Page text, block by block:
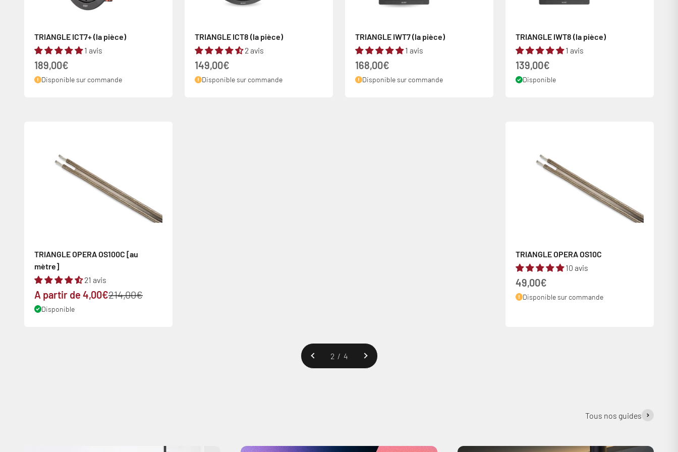
TRIANGLE ICT7+ (la pièce)
1 avis
Prix de vente
189,00€
Disponible sur commande
TRIANGLE ICT8 (la pièce)
2 avis
Prix de vente
149,00€
Disponible sur commande
TRIANGLE IWT7 (la pièce)
1 avis
Prix de vente
168,00€
Disponible sur commande
TRIANGLE IWT8 (la pièce)
1 avis
Prix de vente
139,00€
Disponible
TRIANGLE OPERA OS100C [au
mètre]
21 avis
Prix de vente
A partir de 4,00€Prix normal
214,00€
Disponible
TRIANGLE OPERA OS10C
10 avis
Prix de vente
49,00€
Disponible sur commande
2 / 4
Tous nos guides